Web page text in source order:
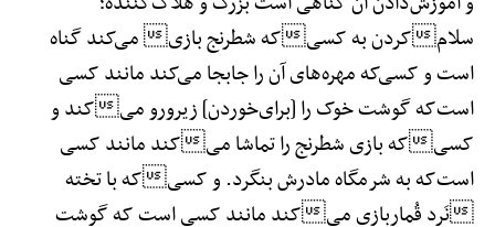
سلامکردن به کسیکه شطرنج بازی می‌کند گناه
است و کسی‌که مهره‌های آن را جابجا می‌کند مانند کسی
است‌که گوشت خوک را [برای‌خوردن] زیرورو میکند و
کسیکه بازی شطرنج را تماشا میکند مانند کسی
است‌که به شرمگاه مادرش بنگرد. و کسیکه با تخته
نَرد قُماربازی میکند مانند کسی است که گوشت